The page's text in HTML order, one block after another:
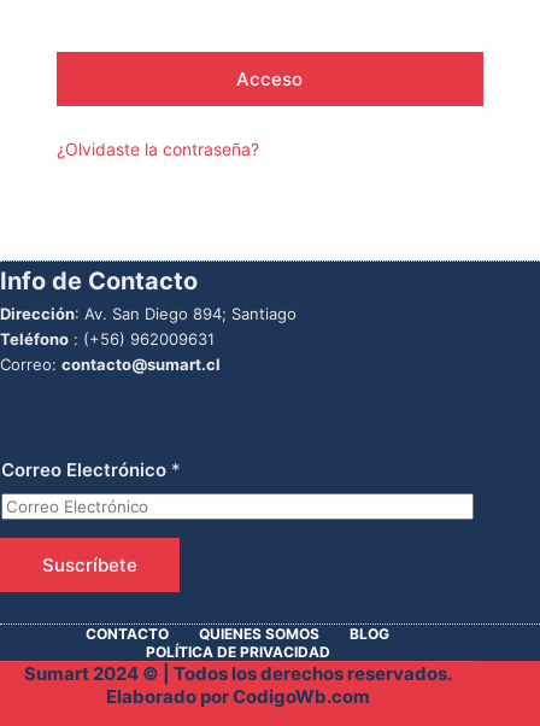
Acceso
¿Olvidaste la contraseña?
Info de Contacto
Dirección: Av. San Diego 894; Santiago
Teléfono : (+56) 962009631
Correo: contacto@sumart.cl
Correo Electrónico *
Suscríbete
CONTACTO QUIENES SOMOS
BLOG
POLÍTICA DE PRIVACIDAD
Sumart 2024 © | Todos los derechos reservados.
Elaborado porCodigoWb.com